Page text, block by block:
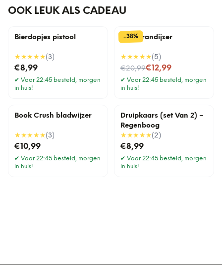
OOK LEUK ALS CADEAU
Bierdopjes pistool
★★★★★(3)
€8,99
✔ Voor 22:45 besteld, morgen
in huis!
-38%
BBQ brandijzer
★★★★★( 5 )
€20,99
Nu voor€12,99
✔ Voor 22:45 besteld, morgen
in huis!
Book Crush bladwijzer
★★★★★(3)
€10,99
✔ Voor 22:45 besteld, morgen
in huis!
Druipkaars (set Van 2) –
Regenboog
★★★★★(2 )
€8,99
✔ Voor 22:45 besteld, morgen
in huis!